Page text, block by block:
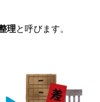
理と呼びます。